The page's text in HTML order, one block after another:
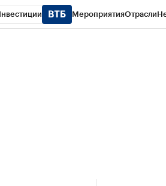
МероприятияОтрасли